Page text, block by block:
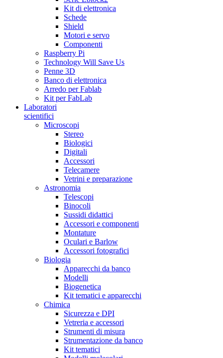
Kit di elettronica
Schede
Shield
Motori e servo
Componenti
Raspberry Pi
Technology Will Save Us
Penne 3D
Banco di elettronica
Arredo per Fablab
Kit per FabLab
Laboratori
scientifici
Microscopi
Stereo
Biologici
Digitali
Accessori
Telecamere
Vetrini e preparazione
Astronomia
Telescopi
Binocoli
Sussidi didattici
Accessori e componenti
Montature
Oculari e Barlow
Accessori fotografici
Biologia
Apparecchi da banco
Modelli
Biogenetica
Kit tematici e apparecchi
Chimica
Sicurezza e DPI
Vetreria e accessori
Strumenti di misura
Strumentazione da banco
Kit tematici